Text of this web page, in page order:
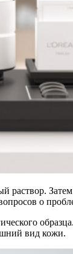
о
вид кожи.